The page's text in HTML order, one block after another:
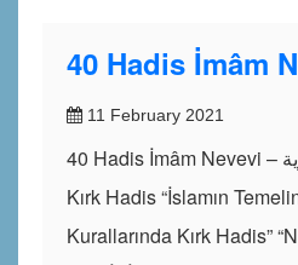
40 Hadis İmâm
11 February 2021
40 Hadis İmâm Nevevi – الأربعون النووية Nevevi
Kırk Hadis “İslamın
Kurallarında Kırk Hadis”